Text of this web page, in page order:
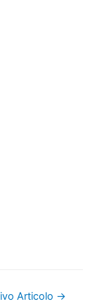
Articolo →